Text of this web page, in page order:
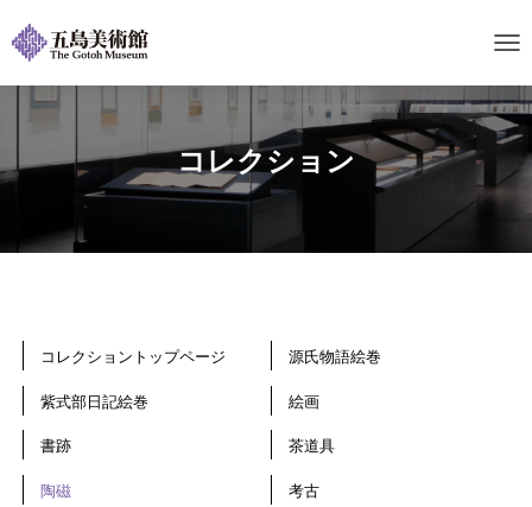
ビ
ゲ
ー
ョ
コレクション
コレクショントップページ 源氏物語絵巻
紫式部日記絵巻 絵画
書跡 茶道具
陶磁 考古